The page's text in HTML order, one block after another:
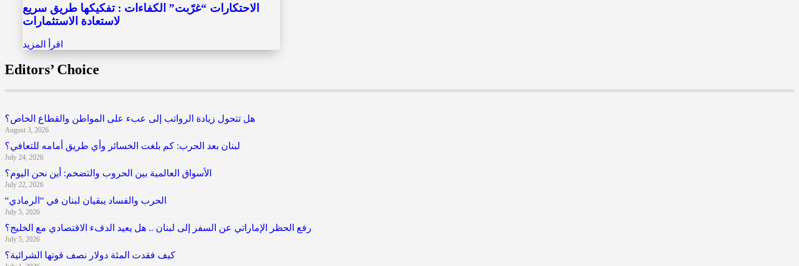
الاحتكارات “غرّبت” الكفاءات : تفكيكها طريق سريع
لاستعادة الاستثمارات
اقرأ المزيد
Editors’ Choice
هل تتحول زيادة الرواتب إلى عبء على المواطن والقطاع الخاص؟
August 3, 2026
لبنان بعد الحرب: كم بلغت الخسائر وأي طريق أمامه للتعافي؟
July 24, 2026
الأسواق العالمية بين الحروب والتضخم: أين نحن اليوم؟
July 22, 2026
“الحرب والفساد يبقيان لبنان في “الرمادي
July 5, 2026
رفع الحظر الإماراتي عن السفر إلى لبنان .. هل يعيد الدفء الاقتصادي مع الخليج؟
July 5, 2026
كيف فقدت المئة دولار نصف قوتها الشرائية؟